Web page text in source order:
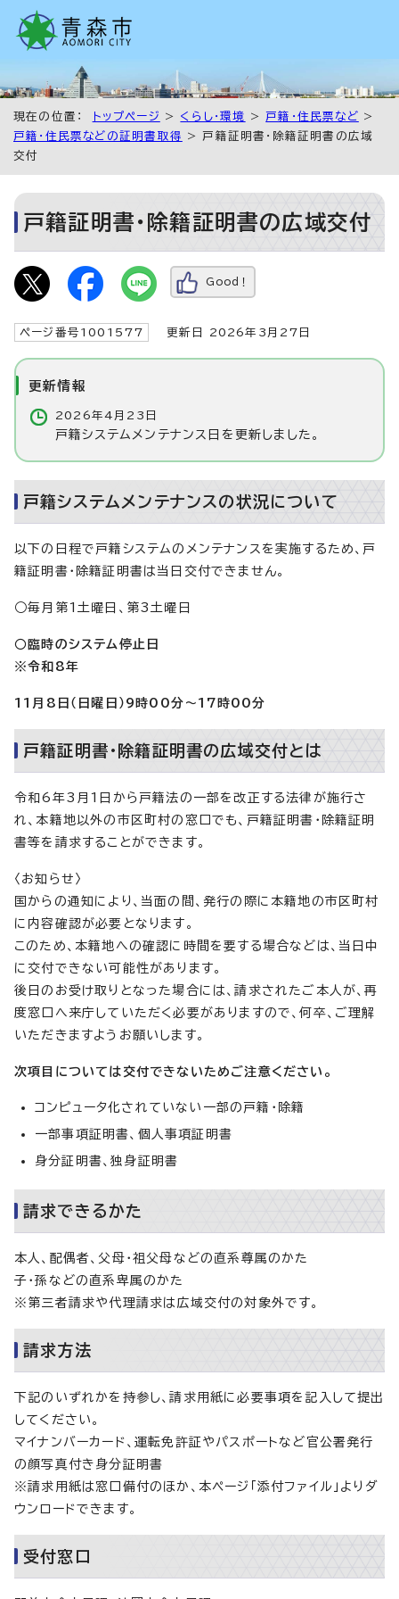
現在の位置： トップページ > くらし・環境 > 戸籍・住民票など >
戸籍・住民票などの証明書取得
> 戸籍証明書・除籍証明書の広域
交付
戸籍証明書・除籍証明書の広域交付
Good！
ページ番号1001577 更新日 2026年3月27日
更新情報
2026年4月23日
戸籍システムメンテナンス日を更新しました。
戸籍システムメンテナンスの状況について
以下の日程で戸籍システムのメンテナンスを実施するため、戸
籍証明書・除籍証明書は当日交付できません。
○毎月第1土曜日、第3土曜日
○臨時のシステム停止日
※令和8年
11月8日（日曜日）9時00分～17時00分
戸籍証明書・除籍証明書の広域交付とは
令和6年3月1日から戸籍法の一部を改正する法律が施行さ
れ、本籍地以外の市区町村の窓口でも、戸籍証明書・除籍証明
書等を請求することができます。
〈お知らせ〉
国からの通知により、当面の間、発行の際に本籍地の市区町村
に内容確認が必要となります。
このため、本籍地への確認に時間を要する場合などは、当日中
に交付できない可能性があります。
後日のお受け取りとなった場合には、請求されたご本人が、再
度窓口へ来庁していただく必要がありますので、何卒、ご理解
いただきますようお願いします。
次項目については交付できないためご注意ください。
コンピュータ化されていない一部の戸籍・除籍
一部事項証明書、個人事項証明書
身分証明書、独身証明書
請求できるかた
本人、配偶者、父母・祖父母などの直系尊属のかた
子・孫などの直系卑属のかた
※第三者請求や代理請求は広域交付の対象外です。
請求方法
下記のいずれかを持参し、請求用紙に必要事項を記入して提出
してください。
マイナンバーカード、運転免許証やパスポートなど官公署発行
の顔写真付き身分証明書
※請求用紙は窓口備付のほか、本ページ「添付ファイル」よりダ
ウンロードできます。
受付窓口